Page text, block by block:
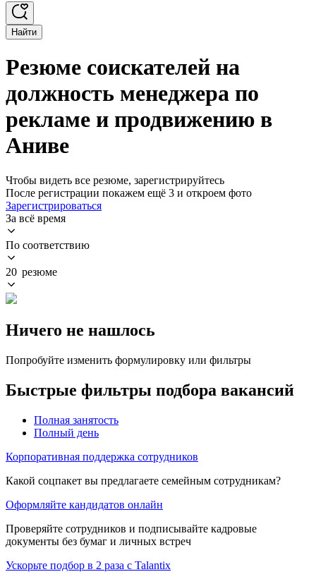
Найти
Резюме соискателей на
должность менеджера по
рекламе и продвижению в
Аниве
Чтобы видеть все резюме, зарегистрируйтесь
После регистрации покажем ещё 3 и откроем фото
Зарегистрироваться
За всё время
По соответствию
20 резюме
Ничего не нашлось
Попробуйте изменить формулировку или фильтры
Быстрые фильтры подбора вакансий
Полная занятость
Полный день
Корпоративная поддержка сотрудников
Какой соцпакет вы предлагаете семейным сотрудникам?
Оформляйте кандидатов онлайн
Проверяйте сотрудников и подписывайте кадровые
документы без бумаг и личных встреч
Ускорьте подбор в 2 раза с Talantix